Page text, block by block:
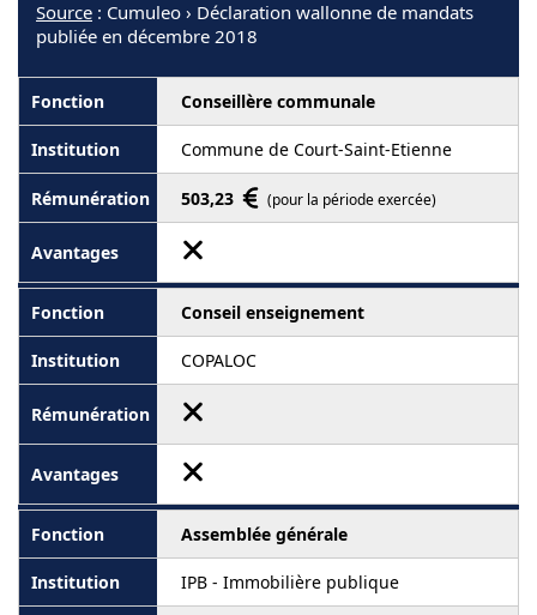
Source : Cumuleo › Déclaration wallonne de mandats
publiée en décembre 2018
Conseillère communale
Commune de Court-Saint-Etienne
503,23 (pour la période exercée)
Conseil enseignement
COPALOC
Assemblée générale
IPB - Immobilière publique